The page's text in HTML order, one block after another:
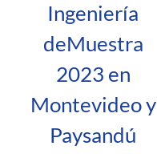
Ingeniería
deMuestra
2023 en
Montevideo y
Paysandú